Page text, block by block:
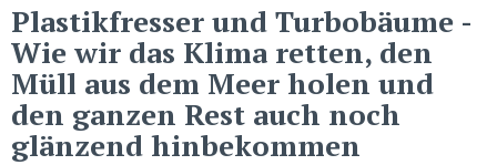
Plastikfresser und Turbobäume -
Wie wir das Klima retten, den
Müll aus dem Meer holen und
den ganzen Rest auch noch
glänzend hinbekommen